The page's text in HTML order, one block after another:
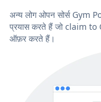
अन्य लोग ओपन सोर्स Gym
प्रयास करते हैं जो claim
ऑफ़र करते हैं।